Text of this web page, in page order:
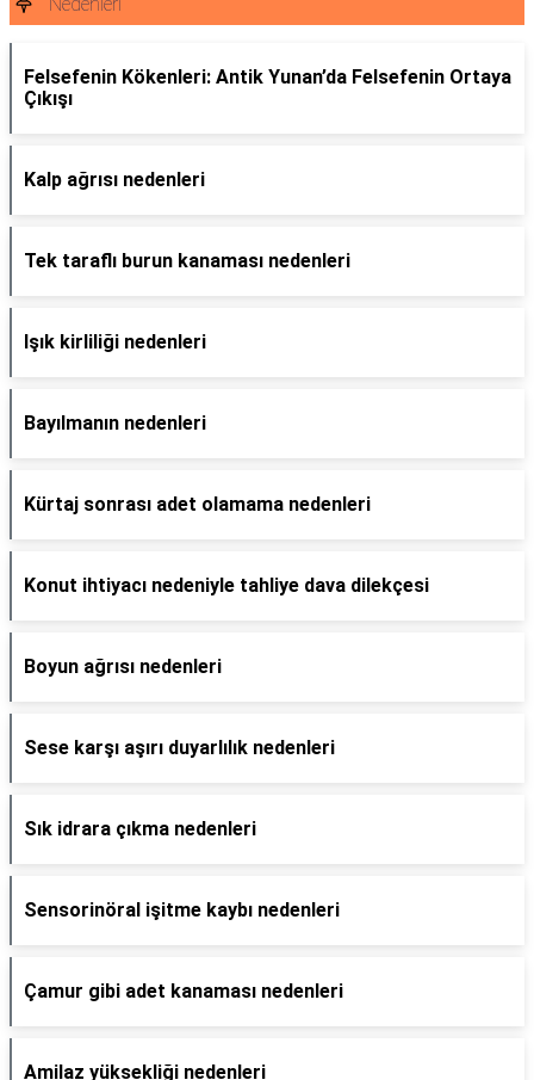
Felsefenin Kökenleri: Antik Yunan’da Felsefenin Ortaya
Çıkışı
Kalp ağrısı nedenleri
Tek taraflı burun kanaması nedenleri
Işık kirliliği nedenleri
Bayılmanın nedenleri
Kürtaj sonrası adet olamama nedenleri
Konut ihtiyacı nedeniyle tahliye dava dilekçesi
Boyun ağrısı nedenleri
Sese karşı aşırı duyarlılık nedenleri
Sık idrara çıkma nedenleri
Sensorinöral işitme kaybı nedenleri
Çamur gibi adet kanaması nedenleri
Amilaz yüksekliği nedenleri